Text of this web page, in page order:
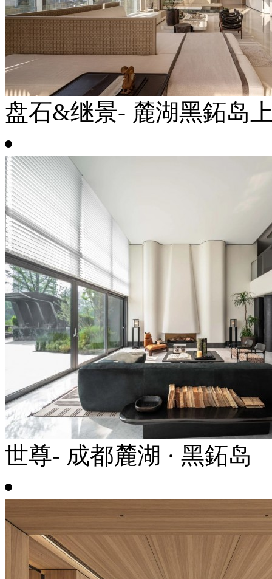
盘石&继景- 麓湖黑鉐岛
世尊- 成都麓湖 · 黑鉐岛